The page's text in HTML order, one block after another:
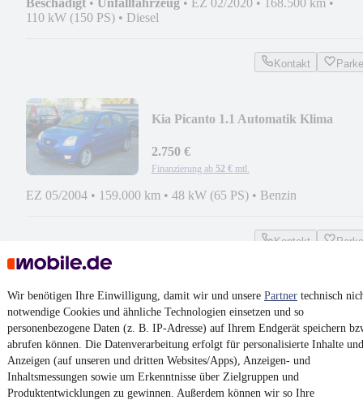
Wir benötigen Ihre Einwilligung, damit wir und unsere Partner technisch
notwendige Cookies und ähnliche Technologien einsetzen und so
personenbezogene Daten (z. B. IP-Adresse) auf Ihrem Endgerät speichern
abrufen können. Die Datenverarbeitung erfolgt für personalisierte Inhalte und
Anzeigen (auf unseren und dritten Websites/Apps), Anzeigen- und
Inhaltsmessungen sowie um Erkenntnisse über Zielgruppen und
Produktentwicklungen zu gewinnen. Außerdem können wir so Ihre
110 kW (150 PS) • Diesel
Kontakt
Kia Picanto 1.1 Automatik Klima
2.750 €
Finanzierung ab 52 € mtl.
EZ 05/2004 • 159.000 km • 48 kW (65 PS) • Benzin
Kontakt
¹MwSt. ausweisbar
4.6 Sterne
Nutze mobile.de schnell und einfach
App installieren